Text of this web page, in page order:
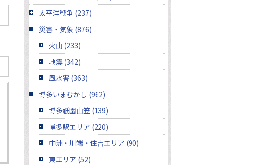
太平洋戦争 (237)
災害・気象 (876)
火山 (233)
地震 (342)
風水害 (363)
博多いまむかし (962)
博多祇園山笠 (139)
博多駅エリア (220)
中洲・川端・住吉エリア (90)
東エリア (52)